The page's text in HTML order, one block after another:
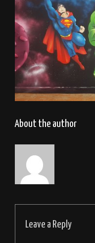
About the author
Leave a Reply